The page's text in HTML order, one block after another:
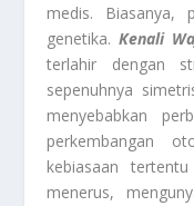
medis. Biasanya,
genetika.Kenali
terlahir dengan
sepenuhnya
menyebabkan
perkembangan
kebiasaan
menerus,